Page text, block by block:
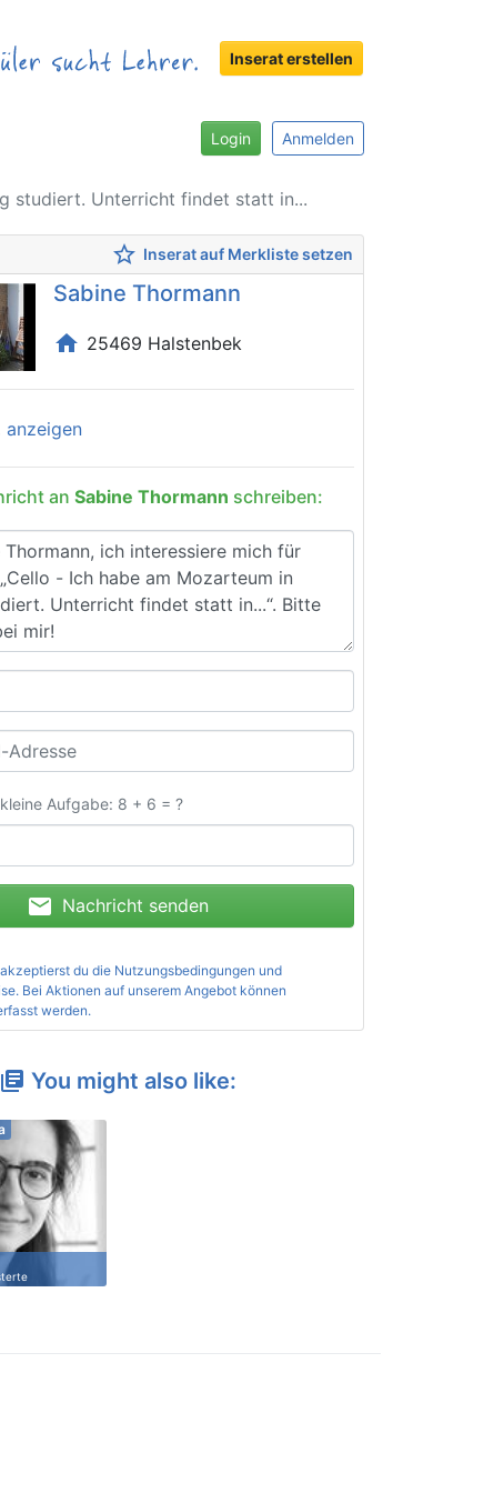
Inserat erstellen
Login Anmelden
studiert. Unterricht findet statt in...
star_border Inserat auf Merkliste setzen
Sabine Thormann
home 25469 Halstenbek
anzeigen
an Sabine Thormann schreiben:
Aufgabe: 8 + 6 = ?
mail Nachricht senden
du die Nutzungsbedingungen und
. Bei Aktionen auf unserem Angebot können
werden.
library_books You might also like: